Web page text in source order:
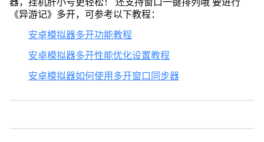
器，挂机肝小号更轻松！ 还支持窗口一键排列哦 要进行
《异游记》多开，可参考以下教程：
安卓模拟器多开功能教程
安卓模拟器多开性能优化设置教程
安卓模拟器如何使用多开窗口同步器